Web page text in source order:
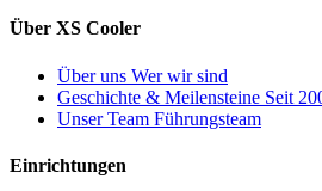
Über XS Cooler
Über uns Wer wir sind
Geschichte & Meilensteine Seit
Unser Team Führungsteam
Einrichtungen